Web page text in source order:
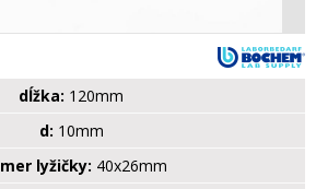
dĺžka: 120mm
d: 10mm
lyžičky: 40x26mm